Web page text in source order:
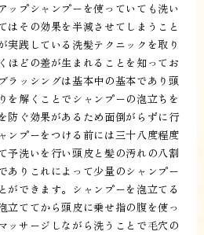
ップシャンプーを使っていても洗い
はその効果を半減させてしまうこと
実践している洗髪テクニックを取り
ほどの差が生まれることを知ってお
ラッシングは基本中の基本であり頭
を解くことでシャンプーの泡立ちを
防ぐ効果があるため面倒がらずに行
ンプーをつける前には三十八度程度
予洗いを行い頭皮と髪の汚れの八割
ありこれによって少量のシャンプー
ができます。シャンプーを泡立てる
立ててから頭皮に乗せ指の腹を使っ
ッサージしながら洗うことで毛穴の